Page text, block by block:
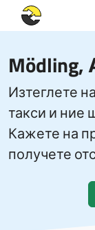
Mödling,
Изтеглете
такси и ние
Кажете на
получете